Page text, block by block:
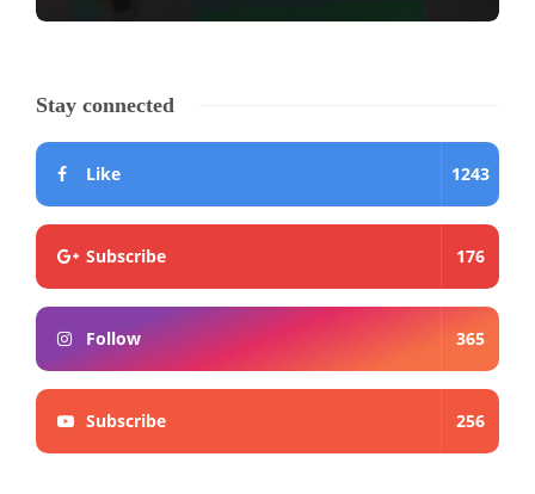
Stay connected
Like 1243
Subscribe 176
Follow 365
Subscribe 256